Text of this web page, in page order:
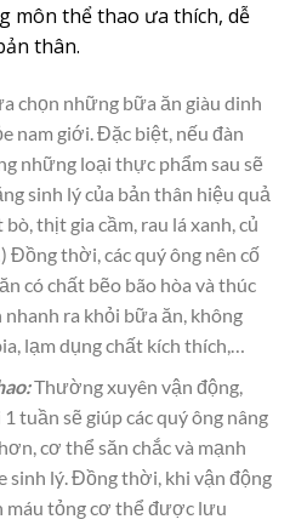
môn thể thao ưa thích, dễ
thân.
chọn những bữa ăn giàu dinh
nam giới. Đặc biệt, nếu đàn
những loại thực phẩm sau sẽ
sinh lý của bản thân hiệu quả
thịt gia cầm, rau lá xanh, củ
Đồng thời, các quý ông nên cố
có chất bẽo bão hòa và thúc
ra khỏi bữa ăn, không
lạm dụng chất kích thích,…
Thường xuyên vận động,
tuần sẽ giúp các quý ông nâng
cơ thể săn chắc và mạnh
sinh lý. Đồng thời, khi vận động
tỏng cơ thể được lưu